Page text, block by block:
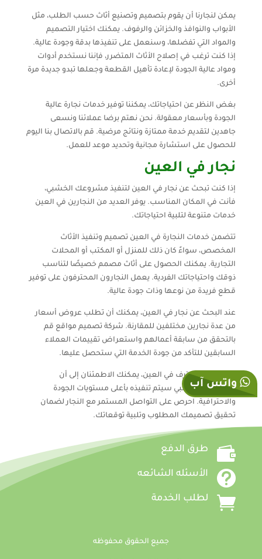
يمكن لنجارنا أن يقوم بتصميم وتصنيع أثاث حسب الطلب، مثل
الأبواب والنوافذ والخزائن والرفوف. يمكنك اختيار التصميم
والمواد التي تفضلها، وسنعمل على تنفيذها بدقة وجودة عالية.
إذا كنت ترغب في إصلاح الأثاث المتضرر، فإننا نستخدم أدوات
ومواد عالية الجودة لإعادة تأهيل القطعة وجعلها تبدو جديدة مرة
أخرى.
بغض النظر عن احتياجاتك، يمكننا توفير خدمات نجارة عالية
الجودة وبأسعار معقولة. نحن نهتم برضا عملائنا ونسعى
جاهدين لتقديم خدمة ممتازة ونتائج مرضية. قم بالاتصال بنا اليوم
للحصول على استشارة مجانية وتحديد موعد للعمل.
نجار في العين
إذا كنت تبحث عن نجار في العين لتنفيذ مشروعك الخشبي،
فأنت في المكان المناسب. يوفر العديد من النجارين في العين
خدمات متنوعة لتلبية احتياجاتك.
تتضمن خدمات النجارة في العين تصميم وتنفيذ الأثاث
المخصص، سواءً كان ذلك للمنزل أو المكتب أو المحلات
التجارية. يمكنك الحصول على أثاث مصمم خصيصًا لتناسب
ذوقك واحتياجاتك الفردية. يعمل النجارون المحترفون على توفير
قطع فريدة من نوعها وذات جودة عالية.
عند البحث عن نجار في العين، يمكنك أن تطلب عروض أسعار
من عدة نجارين مختلفين للمقارنة. شركة تصميم مواقع قم
بالتحقق من سابقة أعمالهم واستعراض تقييمات العملاء
السابقين للتأكد من جودة الخدمة التي ستحصل عليها.
باختيار نجار محترف في العين، يمكنك الاطمئنان إلى أن
مشروعك الخشبي سيتم تنفيذه بأعلى مستويات الجودة
والاحترافية. احرص على التواصل المستمر مع النجار لضمان
تحقيق تصميمك المطلوب وتلبية توقعاتك.
 طرق الدفع
 الأسئله الشائعه
 لطلب الخدمة
جميع الحقوق محفوظه
واتس آب